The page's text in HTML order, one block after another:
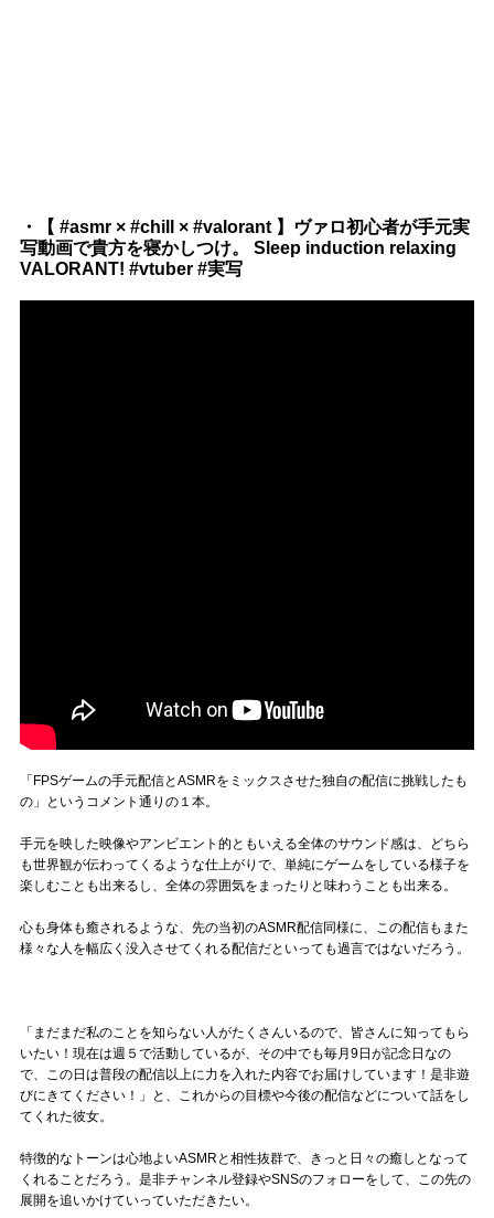
・【 #asmr × #chill × #valorant 】ヴァロ初心者が手元実
写動画で貴方を寝かしつけ。 Sleep induction relaxing
VALORANT! #vtuber #実写
「FPSゲームの手元配信とASMRをミックスさせた独自の配信に挑戦したも
の」というコメント通りの１本。
手元を映した映像やアンビエント的ともいえる全体のサウンド感は、どちら
も世界観が伝わってくるような仕上がりで、単純にゲームをしている様子を
楽しむことも出来るし、全体の雰囲気をまったりと味わうことも出来る。
心も身体も癒されるような、先の当初のASMR配信同様に、この配信もまた
様々な人を幅広く没入させてくれる配信だといっても過言ではないだろう。
「まだまだ私のことを知らない人がたくさんいるので、皆さんに知ってもら
いたい！現在は週５で活動しているが、その中でも毎月9日が記念日なの
で、この日は普段の配信以上に力を入れた内容でお届けしています！是非遊
びにきてください！」と、これからの目標や今後の配信などについて話をし
てくれた彼女。
特徴的なトーンは心地よいASMRと相性抜群で、きっと日々の癒しとなって
くれることだろう。是非チャンネル登録やSNSのフォローをして、この先の
展開を追いかけていっていただきたい。